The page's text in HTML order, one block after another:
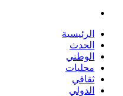
الرئيسية
الحدث
الوطني
محليات
ثقافي
الدولي